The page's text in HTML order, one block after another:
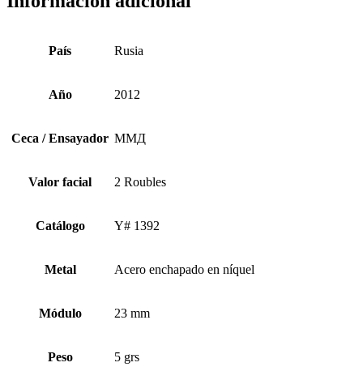
País Rusia
Año 2012
Ceca / Ensayador ММД
Valor facial 2 Roubles
Catálogo Y# 1392
Metal Acero enchapado en níquel
Módulo 23 mm
Peso 5 grs